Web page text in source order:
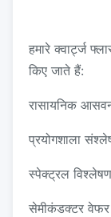
हमारे क्वार्ट्ज
किए जाते हैं:
रासायनिक
प्रयोगशाला
स्पेक्ट्रल
सेमीकंडक्टर वेफर